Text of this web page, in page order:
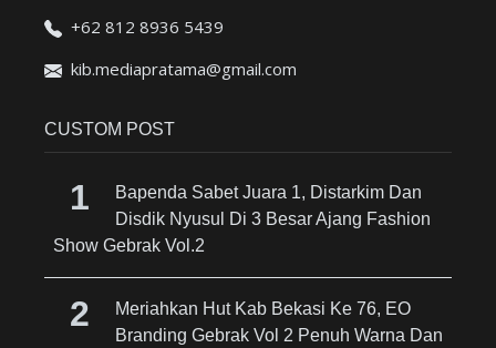
+62 812 8936 5439
kib.mediapratama@gmail.com
CUSTOM POST
Bapenda Sabet Juara 1, Distarkim Dan
Disdik Nyusul Di 3 Besar Ajang Fashion
Show Gebrak Vol.2
Meriahkan Hut Kab Bekasi Ke 76, EO
Branding Gebrak Vol 2 Penuh Warna Dan